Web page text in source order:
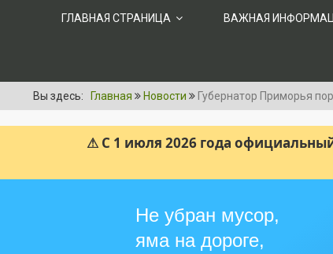
ГЛАВНАЯ СТРАНИЦА ВАЖНАЯ
Вы здесь: Главная Новости Губернатор Приморья
⚠ С 1 июля 2026 года
Не убран мусор,
яма на дороге,